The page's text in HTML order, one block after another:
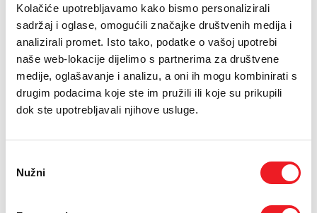
Kolačiće upotrebljavamo kako bismo personalizirali
sadržaj i oglase, omogućili značajke društvenih medija i
analizirali promet. Isto tako, podatke o vašoj upotrebi
naše web-lokacije dijelimo s partnerima za društvene
medije, oglašavanje i analizu, a oni ih mogu kombinirati s
drugim podacima koje ste im pružili ili koje su prikupili
dok ste upotrebljavali njihove usluge.
pristanka
Nužni
ASUS Vivobook 15 X1504VA-BQ2445 Stil Snaga i Izdrzljivost u
Jednom
Upoznajte novi ASUS Vivobook 15 koji je dizajniran da isprati vas
dinamican tempo zivota. U elegantnoj Quiet Blue boji ovaj uredjaj
spaja moderan izgled s vrhunskom otpornoscu.
zadovoljava strogi US MIL-STD 810H americki vojni standard
Pouzdane performanse. Pokrece ga Intel Core i3-1315U procesor